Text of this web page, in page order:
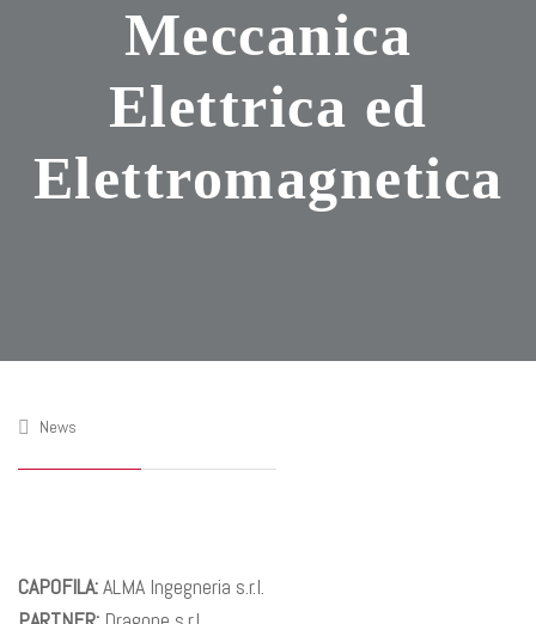
Meccanica
Elettrica ed
Elettromagnetica
News
CAPOFILA:ALMA Ingegneria s.r.l.